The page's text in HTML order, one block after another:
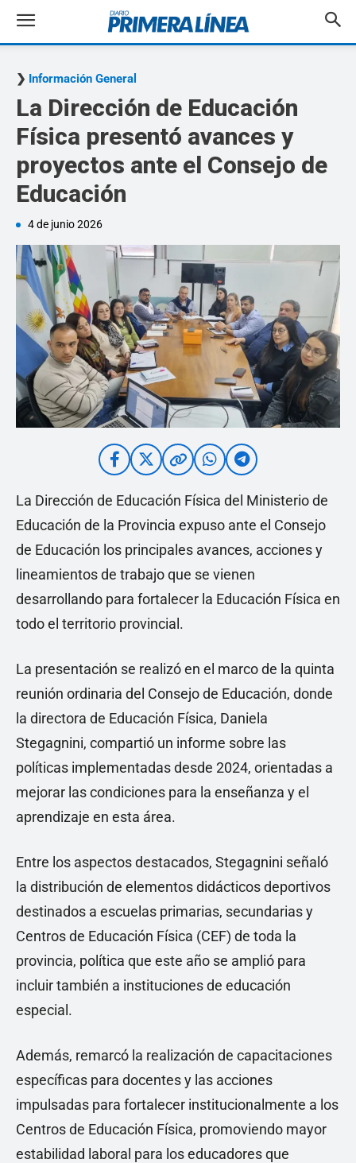
Información General
La Dirección de Educación
Física presentó avances y
proyectos ante el Consejo de
Educación
4 de junio 2026
La Dirección de Educación Física del Ministerio de
Educación de la Provincia expuso ante el Consejo
de Educación los principales avances, acciones y
lineamientos de trabajo que se vienen
desarrollando para fortalecer la Educación Física en
todo el territorio provincial.
La presentación se realizó en el marco de la quinta
reunión ordinaria del Consejo de Educación, donde
la directora de Educación Física, Daniela
Stegagnini, compartió un informe sobre las
políticas implementadas desde 2024, orientadas a
mejorar las condiciones para la enseñanza y el
aprendizaje en esta área.
Entre los aspectos destacados, Stegagnini señaló
la distribución de elementos didácticos deportivos
destinados a escuelas primarias, secundarias y
Centros de Educación Física (CEF) de toda la
provincia, política que este año se amplió para
incluir también a instituciones de educación
especial.
Además, remarcó la realización de capacitaciones
específicas para docentes y las acciones
impulsadas para fortalecer institucionalmente a los
Centros de Educación Física, promoviendo mayor
estabilidad laboral para los educadores que